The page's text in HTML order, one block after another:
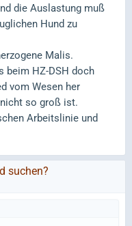
die Auslastung muß
Hund zu
Malis.
beim HZ-DSH doch
vom Wesen her
so groß ist.
Arbeitslinie und
suchen?